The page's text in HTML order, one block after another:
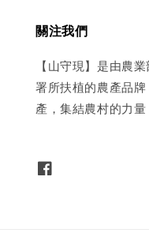
關注我們
【山守現】是由農
署所扶植的農產品
產，集結農村的力量